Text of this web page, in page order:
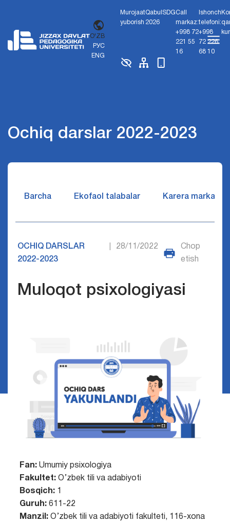
O'ZB
РУС
ENG
Murojaat
yuborish
Qabul
2026
SDGCall
markaz:
+998 72
221 55
16
Ishonch
telefoni:
+998
72 226
68 10
Ochiq darslar 2022-2023
Barcha Ekofaol talabalar Karera markazi
OCHIQ DARSLAR
2022-2023
28/11/2022
Chop
etish
Muloqot psixologiyasi
Fan: Umumiy psixologiya
Fakultet: O’zbek tili va adabiyoti
Bosqich: 1
Guruh: 611-22
Manzil: O’zbek tili va adabiyoti fakulteti, 116-xona